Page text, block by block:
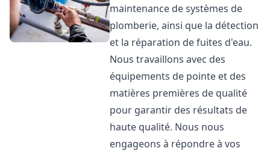
maintenance de systèmes de
plomberie, ainsi que la détection
et la réparation de fuites d'eau.
Nous travaillons avec des
équipements de pointe et des
matières premières de qualité
pour garantir des résultats de
haute qualité. Nous nous
engageons à répondre à vos